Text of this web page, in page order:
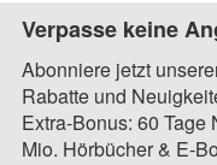
Verpasse keine
Abonniere jetzt
Rabatte und
Extra-Bonus: 60 Tage
Mio. Hörbücher & E-